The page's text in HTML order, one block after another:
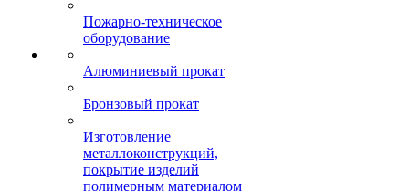
Пожарно-техническое
оборудование
Алюминиевый прокат
Бронзовый прокат
Изготовление
металлоконструкций,
покрытие изделий
полимерным материалом